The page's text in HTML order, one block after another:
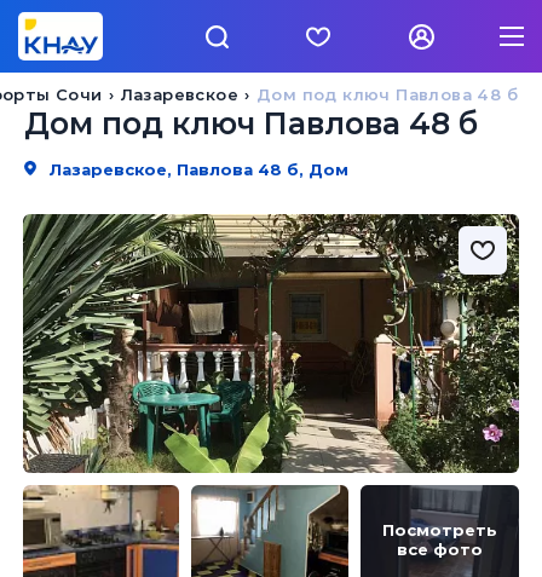
Дом под ключ Павлова 48 б
Лазаревское
Сочи
Дом под ключ Павлова 48 б
Лазаревское, Павлова 48 б, Дом
Посмотреть
все фото